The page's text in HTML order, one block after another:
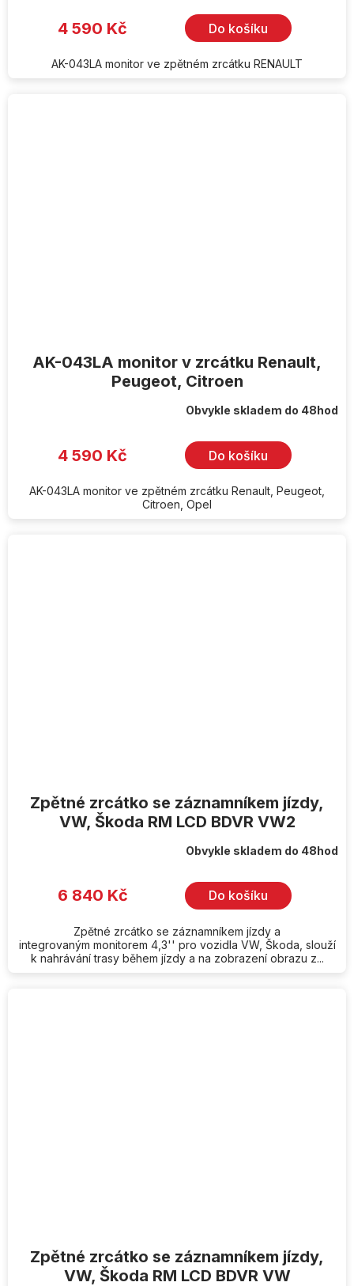
4 590 Kč Do košíku
AK-043LA monitor ve zpětném zrcátku RENAULT
AK-043LA monitor v zrcátku Renault,
Peugeot, Citroen
Obvykle skladem do 48hod
4 590 Kč Do košíku
AK-043LA monitor ve zpětném zrcátku Renault, Peugeot,
Citroen, Opel
Zpětné zrcátko se záznamníkem jízdy,
VW, Škoda RM LCD BDVR VW2
Obvykle skladem do 48hod
6 840 Kč Do košíku
Zpětné zrcátko se záznamníkem jízdy a
integrovaným monitorem 4,3'' pro vozidla VW, Škoda, slouží
k nahrávání trasy během jízdy a na zobrazení obrazu z...
Zpětné zrcátko se záznamníkem jízdy,
VW, Škoda RM LCD BDVR VW